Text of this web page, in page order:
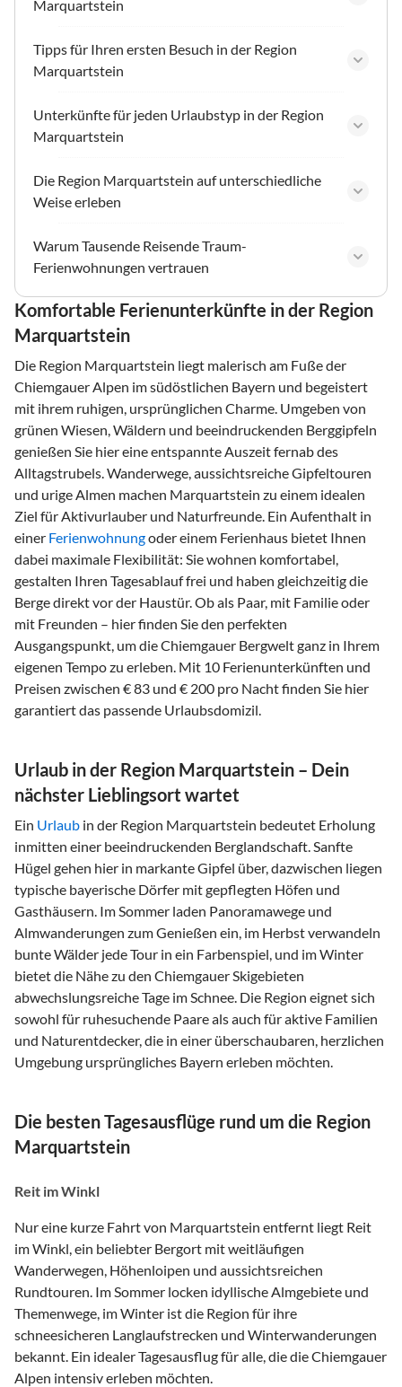
Marquartstein
Tipps für Ihren ersten Besuch in der Region
Marquartstein
Unterkünfte für jeden Urlaubstyp in der Region
Marquartstein
Die Region Marquartstein auf unterschiedliche
Weise erleben
Warum Tausende Reisende Traum-
Ferienwohnungen vertrauen
Komfortable Ferienunterkünfte in der Region
Marquartstein
Die Region Marquartstein liegt malerisch am Fuße der
Chiemgauer Alpen im südöstlichen Bayern und begeistert
mit ihrem ruhigen, ursprünglichen Charme. Umgeben von
grünen Wiesen, Wäldern und beeindruckenden Berggipfeln
genießen Sie hier eine entspannte Auszeit fernab des
Alltagstrubels. Wanderwege, aussichtsreiche Gipfeltouren
und urige Almen machen Marquartstein zu einem idealen
Ziel für Aktivurlauber und Naturfreunde. Ein Aufenthalt in
einer Ferienwohnungoder einem Ferienhaus bietet Ihnen
dabei maximale Flexibilität: Sie wohnen komfortabel,
gestalten Ihren Tagesablauf frei und haben gleichzeitig die
Berge direkt vor der Haustür. Ob als Paar, mit Familie oder
mit Freunden – hier finden Sie den perfekten
Ausgangspunkt, um die Chiemgauer Bergwelt ganz in Ihrem
eigenen Tempo zu erleben. Mit 10 Ferienunterkünften und
Preisen zwischen € 83 und € 200 pro Nacht finden Sie hier
garantiert das passende Urlaubsdomizil.
Urlaub in der Region Marquartstein – Dein
nächster Lieblingsort wartet
Ein Urlaub in der Region Marquartstein bedeutet Erholung
inmitten einer beeindruckenden Berglandschaft. Sanfte
Hügel gehen hier in markante Gipfel über, dazwischen liegen
typische bayerische Dörfer mit gepflegten Höfen und
Gasthäusern. Im Sommer laden Panoramawege und
Almwanderungen zum Genießen ein, im Herbst verwandeln
bunte Wälder jede Tour in ein Farbenspiel, und im Winter
bietet die Nähe zu den Chiemgauer Skigebieten
abwechslungsreiche Tage im Schnee. Die Region eignet sich
sowohl für ruhesuchende Paare als auch für aktive Familien
und Naturentdecker, die in einer überschaubaren, herzlichen
Umgebung ursprüngliches Bayern erleben möchten.
Die besten Tagesausflüge rund um die Region
Marquartstein
Reit im Winkl
Nur eine kurze Fahrt von Marquartstein entfernt liegt Reit
im Winkl, ein beliebter Bergort mit weitläufigen
Wanderwegen, Höhenloipen und aussichtsreichen
Rundtouren. Im Sommer locken idyllische Almgebiete und
Themenwege, im Winter ist die Region für ihre
schneesicheren Langlaufstrecken und Winterwanderungen
bekannt. Ein idealer Tagesausflug für alle, die die Chiemgauer
Alpen intensiv erleben möchten.